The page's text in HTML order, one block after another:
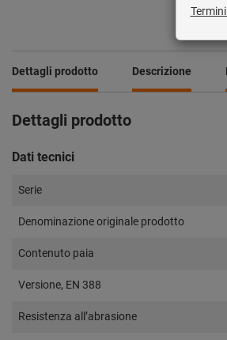
Dettagli prodotto Descrizione
Dettagli prodotto
Dati tecnici
Serie
Denominazione originale prodotto
Contenuto paia
Versione, EN 388
Resistenza all’abrasione